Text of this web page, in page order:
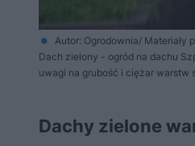
Autor: Ogrodownia/ Materiały
Dach zielony - ogród na dachu
uwagi na grubość i ciężar warstw
Dachy zielone